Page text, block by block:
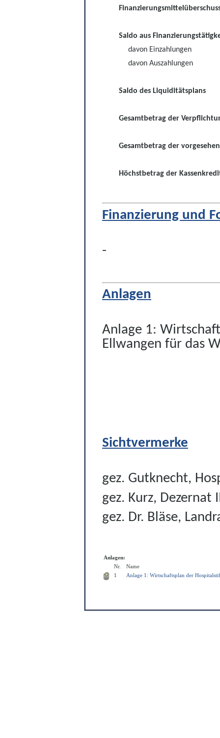
Saldo aus
davon Einzahlungen
davon Auszahlungen
Saldo des Liquiditätsplans
Gesamtbetrag der
Gesamtbetrag der
Höchstbetrag der
Finanzierung und
-
Anlagen
Anlage 1:
Ellwangen für das
Sichtvermerke
gez. Gutknecht,
gez. Kurz, Dezernat
gez. Dr. Bläse,
Anlagen:
Nr.
Name
1
Anlage 1: Wirtschaftsplan der